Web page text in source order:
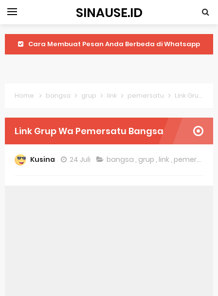
SINAUSE.ID
Cara Membuat Pesan Anda Berbeda di Whatsapp
Harga Laptop Acer Windows 10
Keytweak Windows 10
Cara Menginstal Windows 11
Home bangsa grup link pemersatu Link Grup Wa Pemersatu Bangsa
Link Grup Wa Pemersatu Bangsa
Kusina 24 Juli bangsa , grup , link , pemersatu